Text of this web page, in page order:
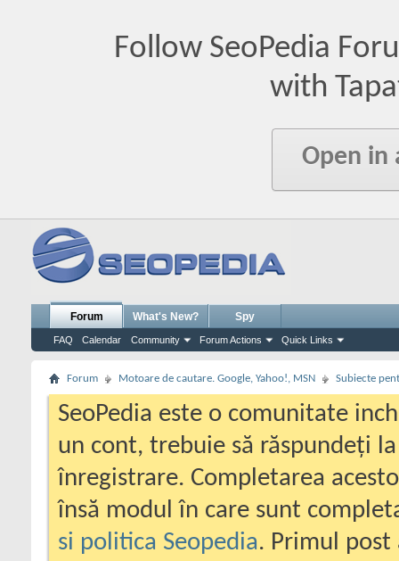
Follow SeoPedia
with
Open in
Forum
FAQ Calendar Community Forum Actions Quick Links
What's New? Spy
Forum Motoare de cautare. Google, Yahoo!, MSN Subiecte
SeoPedia este o comunitate
un cont, trebuie să răspundeți
înregistrare. Completarea
însă modul în care sunt
si politica Seopedia. Primul